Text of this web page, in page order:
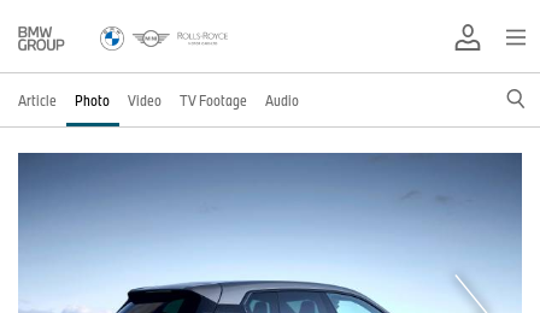
Article Photo Video TV Footage Audio